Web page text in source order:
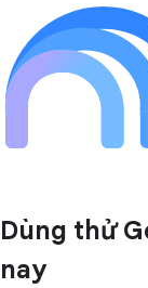
Dùng thử
nay